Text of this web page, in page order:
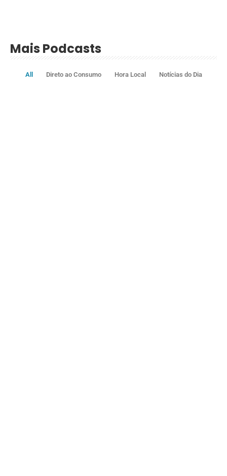
Mais Podcasts
All Direto ao Consumo Hora Local Notícias do Dia